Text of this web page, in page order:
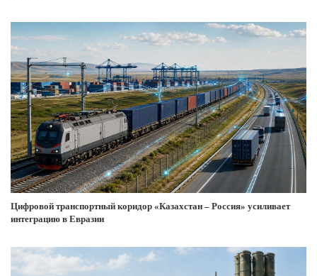
Цифровой транспортный коридор «Казахстан – Россия» усиливает
интеграцию в Евразии